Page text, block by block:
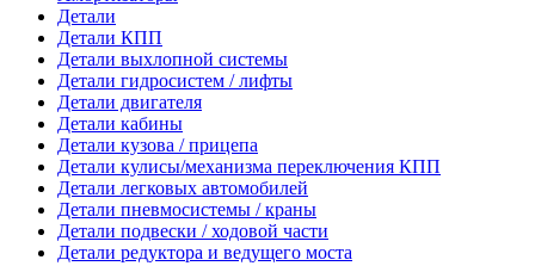
Детали
Детали КПП
Детали выхлопной системы
Детали гидросистем / лифты
Детали двигателя
Детали кабины
Детали кузова / прицепа
Детали кулисы/механизма переключения КПП
Детали легковых автомобилей
Детали пневмосистемы / краны
Детали подвески / ходовой части
Детали редуктора и ведущего моста